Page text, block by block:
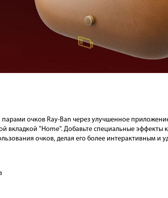
очков Ray-Ban через улучшенное
вкладкой "Home". Добавьте специальные эффекты
очков, делая его более интерактивным и